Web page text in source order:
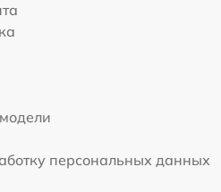
персональных данных